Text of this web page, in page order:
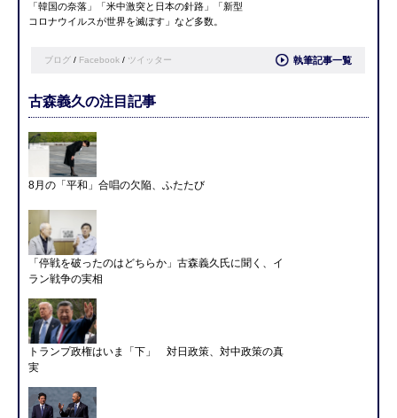
「韓国の奈落」「米中激突と日本の針路」「新型
コロナウイルスが世界を滅ぼす」など多数。
ブログ / Facebook / ツイッター 執筆記事一覧
古森義久の注目記事
8月の「平和」合唱の欠陥、ふたたび
「停戦を破ったのはどちらか」古森義久氏に聞く、イ
ラン戦争の実相
トランプ政権はいま「下」 対日政策、対中政策の真
実